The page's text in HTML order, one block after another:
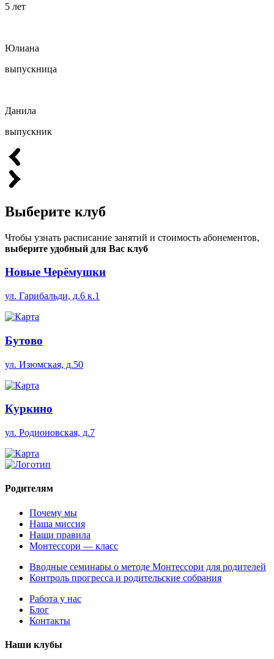
5 лет
Юлиана
выпускница
Данила
выпускник
Выберите клуб
Чтобы узнать расписание занятий и стоимость абонементов,
выберите удобный для Вас клуб
Новые Черёмушки
ул. Гарибальди, д.6 к.1
Бутово
ул. Изюмская, д.50
Куркино
ул. Родионовская, д.7
Родителям
Почему мы
Наша миссия
Наши правила
Монтессори — класс
Вводные семинары о методе Монтессори для родителей
Контроль прогресса и родительские собрания
Работа у нас
Блог
Контакты
Наши клубы